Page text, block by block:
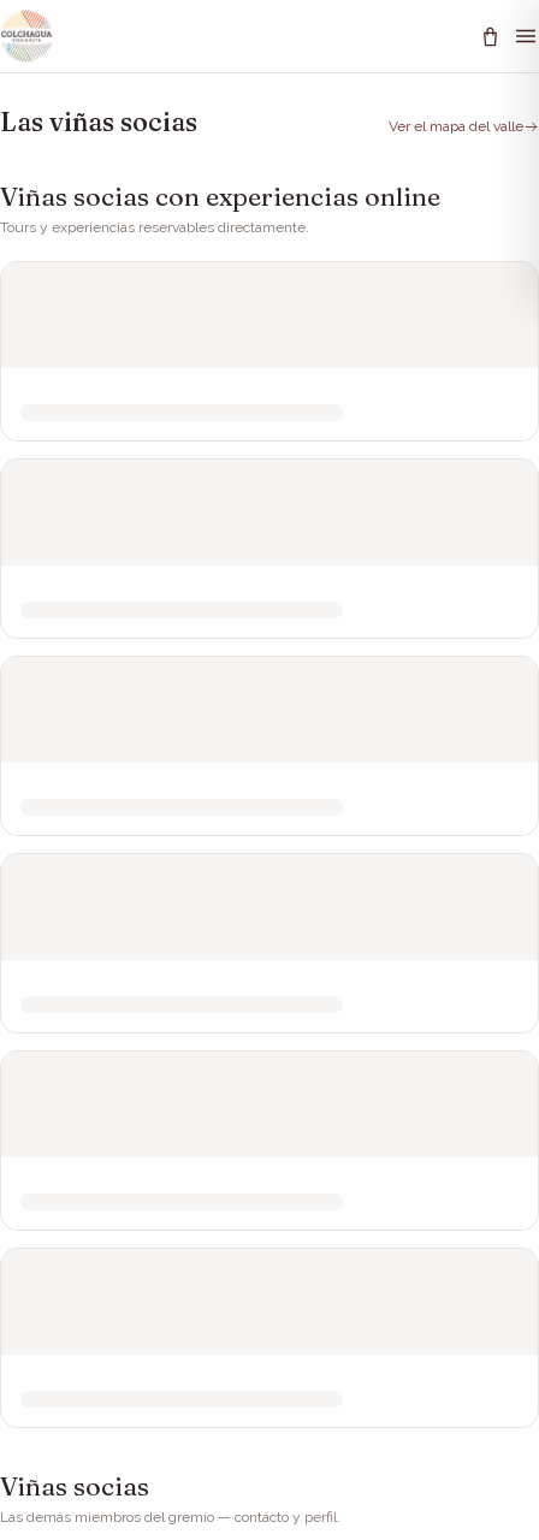
Las viñas socias Ver el mapa del valle
Viñas socias con experiencias online
Tours y experiencias reservables directamente.
Viñas socias
Las demás miembros del gremio — contacto y perfil.